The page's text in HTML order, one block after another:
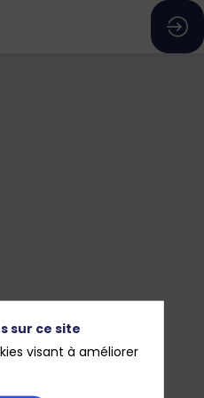
sur ce site
visant à améliorer